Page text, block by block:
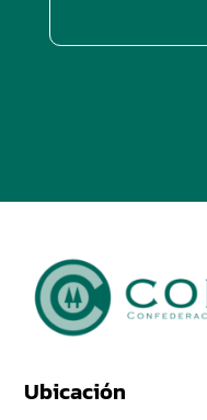
Ubicación